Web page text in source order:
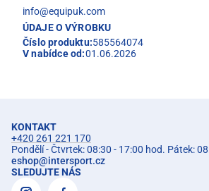
info@equipuk.com
ÚDAJE O VÝROBKU
Číslo produktu:585564074
V nabídce od:01.06.2026
KONTAKT
+420 261 221 170
Pondělí - Čtvrtek: 08:30 - 17:00 hod. Pátek:
eshop@intersport.cz
SLEDUJTE NÁS